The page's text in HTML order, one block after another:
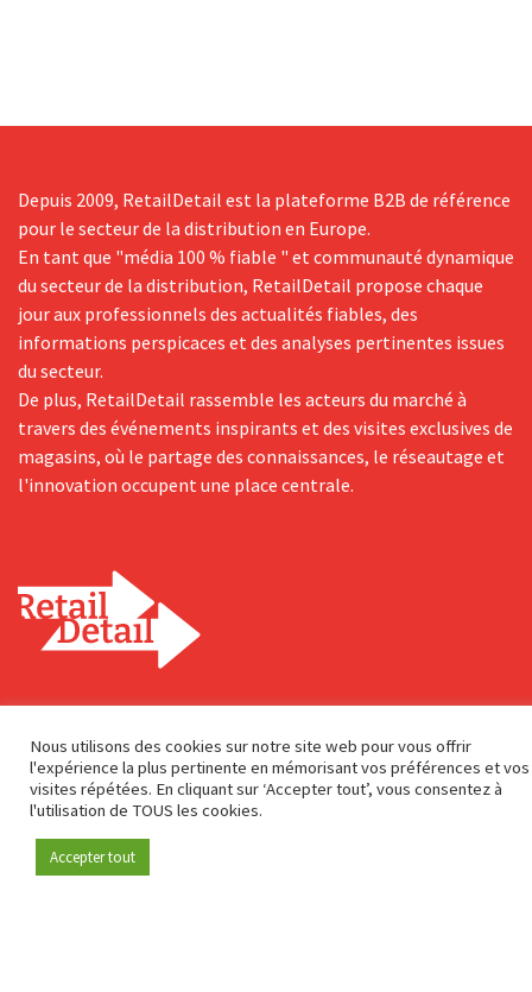
Devenez membre
Depuis 2009, RetailDetail est la plateforme B2B de référence
pour le secteur de la distribution en Europe.
En tant que "média 100 % fiable " et communauté dynamique
du secteur de la distribution, RetailDetail propose chaque
jour aux professionnels des actualités fiables, des
informations perspicaces et des analyses pertinentes issues
du secteur.
De plus, RetailDetail rassemble les acteurs du marché à
travers des événements inspirants et des visites exclusives de
magasins, où le partage des connaissances, le réseautage et
l'innovation occupent une place centrale.
Genuastraat 1/41
2000 Antwerp
Contact & adresse
A propos de nous
Nous utilisons des cookies sur notre site web pour vous offrir
l'expérience la plus pertinente en mémorisant vos préférences et vos
visites répétées. En cliquant sur ‘Accepter tout’, vous consentez à
l'utilisation de TOUS les cookies.
Accepter tout